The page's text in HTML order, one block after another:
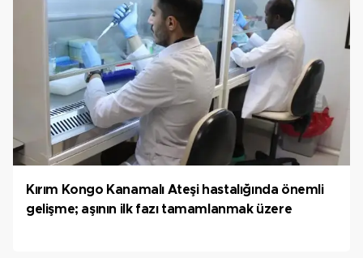
Kırım Kongo Kanamalı Ateşi hastalığında önemli
gelişme; aşının ilk fazı tamamlanmak üzere